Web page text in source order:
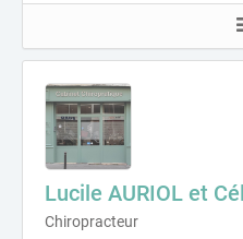
Lucile AURIOL et
Chiropracteur